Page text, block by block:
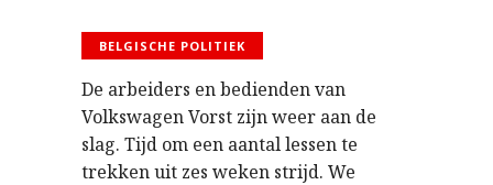
BELGISCHE POLITIEK
De arbeiders en bedienden van
Volkswagen Vorst zijn weer aan de
slag. Tijd om een aantal lessen te
trekken uit zes weken strijd. We